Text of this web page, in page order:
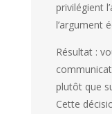
privilégient
l’argument
Résultat :
plutôt que
Cette